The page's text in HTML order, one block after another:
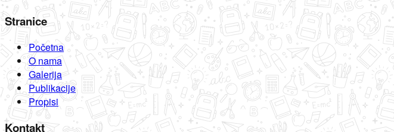
Stranice
Početna
O nama
Galerija
Publikacije
Propisi
Kontakt